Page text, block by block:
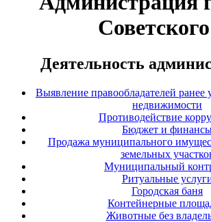
Советского
Деятельность
Выявление правообладателей ранее
недвижимости
Противодействие
Бюджет и
Продажа муниципального
земельных
Муниципальный
Ритуальные
Городская баня
Контейнерные
Животные без